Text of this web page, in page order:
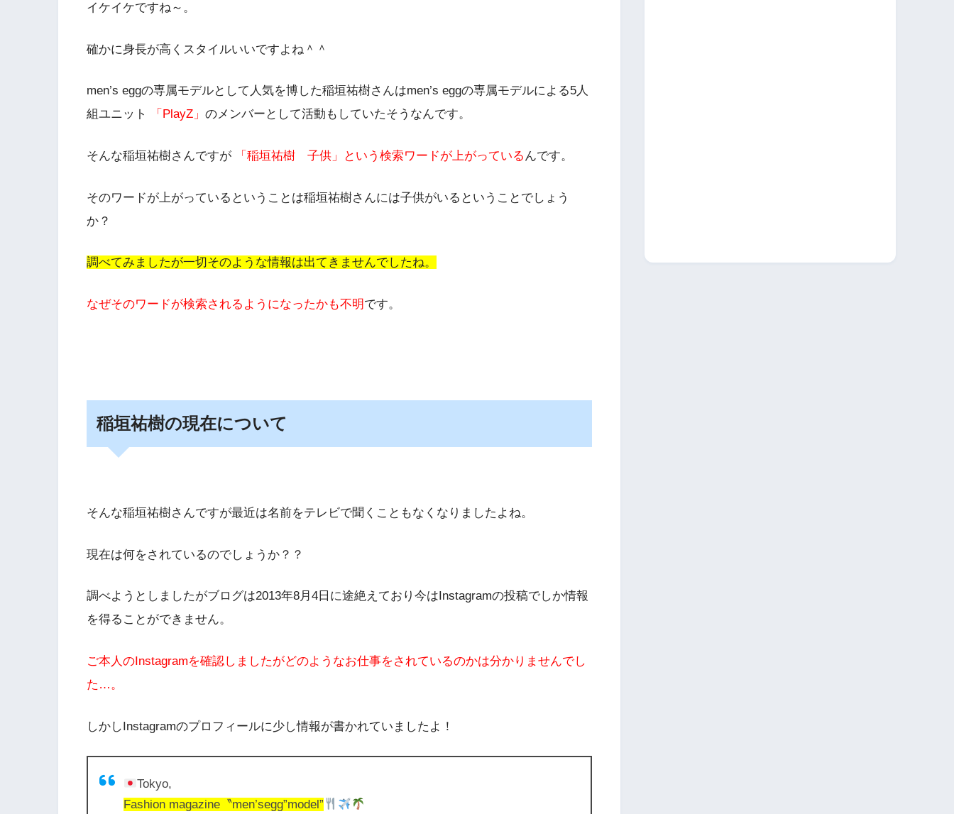
イケイケですね～。
確かに身長が高くスタイルいいですよね＾＾
men’s eggの専属モデルとして人気を博した稲垣祐樹さんはmen’s eggの専属モデルによる5人
組ユニット
「PlayZ」 のメンバーとして活動もしていたそうなんです。
そんな稲垣祐樹さんですが 「稲垣祐樹 子供」という検索ワードが上がっているんです。
そのワードが上がっているということは稲垣祐樹さんには子供がいるということでしょう
か？
調べてみましたが一切そのような情報は出てきませんでしたね。
なぜそのワードが検索されるようになったかも不明です。
稲垣祐樹の現在について
そんな稲垣祐樹さんですが最近は名前をテレビで聞くこともなくなりましたよね。
現在は何をされているのでしょうか？？
調べようとしましたがブログは2013年8月4日に途絶えており今はInstagramの投稿でしか情報
を得ることができません。
ご本人のInstagramを確認しましたがどのようなお仕事をされているのかは分かりませんでし
た…。
しかしInstagramのプロフィールに少し情報が書かれていましたよ！
Tokyo,
Fashion magazine〝men’segg”model”